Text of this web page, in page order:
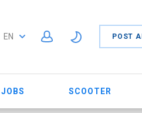
EN POST
JOBS SCOOTER